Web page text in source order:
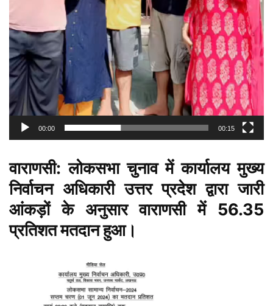
00:00 00:15
वाराणसी: लोकसभा चुनाव में कार्यालय मुख्य
निर्वाचन अधिकारी उत्तर प्रदेश द्वारा जारी
आंकड़ों के अनुसार वाराणसी में 56.35
प्रतिशत मतदान हुआ।